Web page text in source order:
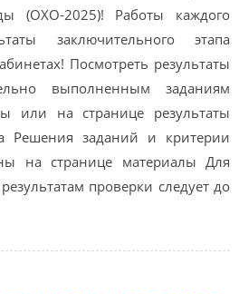
(ОХО-2025)! Работы каждого
заключительного этапа
Посмотреть результаты
выполненным заданиям
или на странице результаты
Решения заданий и критерии
на странице материалы Для
проверки следует до